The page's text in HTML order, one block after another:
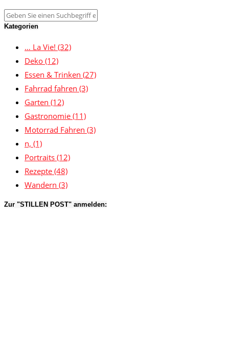
Kategorien
… La Vie! (32)
Deko (12)
Essen & Trinken (27)
Fahrrad fahren (3)
Garten (12)
Gastronomie (11)
Motorrad Fahren (3)
n, (1)
Portraits (12)
Rezepte (48)
Wandern (3)
Zur "STILLEN POST" anmelden: